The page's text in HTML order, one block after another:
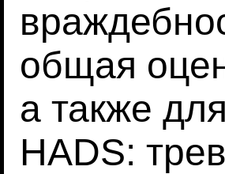
общая
а также
HADS: